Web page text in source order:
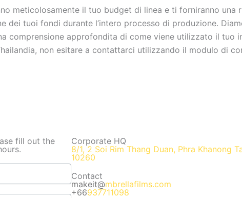
meticolosamente il tuo budget di linea e ti forniranno
dei tuoi fondi durante l’intero processo di produzione.
comprensione approfondita di come viene utilizzato il tuo
non esitare a contattarci utilizzando il modulo di
fill out the
Corporate HQ
8/1, 2 Soi Rim Thang Duan, Phra Khanong
10260
Contact
makeit@mbrellafilms.com
+66937711098